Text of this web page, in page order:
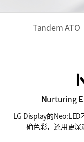
Tandem ATO
NurturingE
LG Display的
确色彩，还用更深